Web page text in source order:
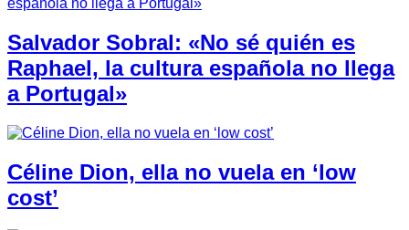
Salvador Sobral: «No sé quién es
Raphael, la cultura española no llega
a Portugal»
Céline Dion, ella no vuela en ‘low
cost’